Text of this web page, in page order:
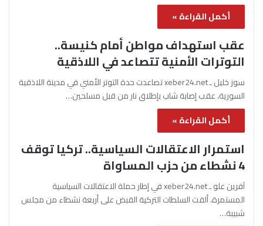
أكمل القراءة »
عقب استهداف مواطن أمام كنيسة..
التوترات الأمنية تتصاعد في اللاذقية
سوز خليل ـ xeber24.net تصاعدت حدة التوتر الأمني في مدينة اللاذقية
السورية، عقب إصابة شاب بإطلاق نار من قبل مسلحين…
أكمل القراءة »
استمرار الاعتقالات السياسية.. تركيا توقف
4 نشطاء من حزب المساواة
آفرين علو ـ xeber24.net في إطار حملة الاعتقالات السياسية
المستمرة، ألقت السلطات التركية القبض على أربعة نشطاء من مجلس
شبيبة…